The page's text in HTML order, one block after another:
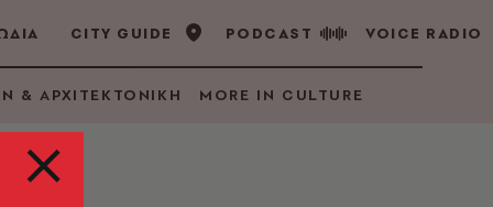
CITY GUIDE PODCAST VOICE RADIO
& ΑΡΧΙΤΕΚΤΟΝΙΚΗ MORE IN CULTURE